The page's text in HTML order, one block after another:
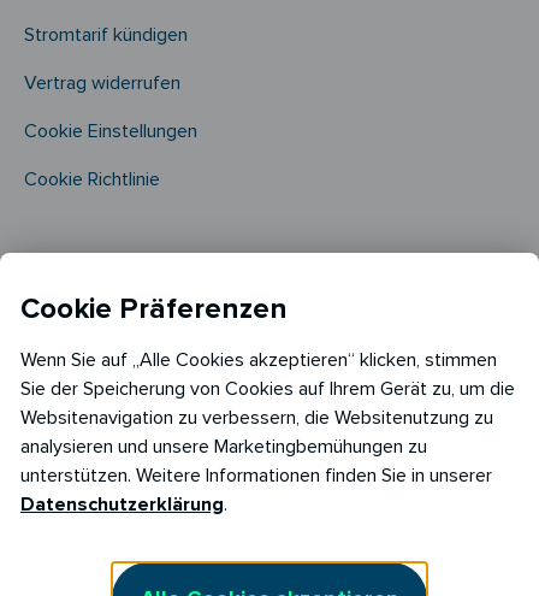
Stromtarif kündigen
Vertrag widerrufen
Cookie Einstellungen
Cookie Richtlinie​
Copyright © 2026
RABOT Energy DE GmbH
Hopfenmarkt 33,
Cookie Präferenzen
Wenn Sie auf „Alle Cookies akzeptieren“ klicken, stimmen
Sie der Speicherung von Cookies auf Ihrem Gerät zu, um die
Websitenavigation zu verbessern, die Websitenutzung zu
analysieren und unsere Marketingbemühungen zu
unterstützen. Weitere Informationen finden Sie in unserer
Datenschutzerklärung.